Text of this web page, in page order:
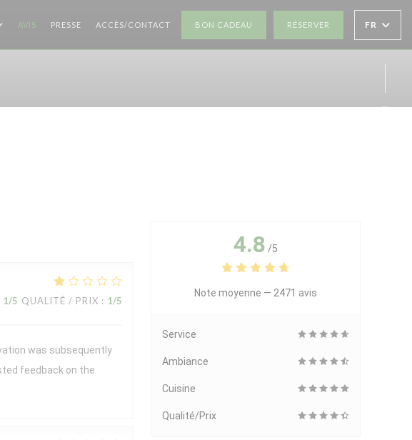
AVIS PRESSE RÉSERVER ((OUVRE UNE
BON CADEAU ((OUVRE UNE NOUVELLE FENÊTRE))
ACCÈS/CONTACT FR
1/5 QUALITÉ / PRIX : 1/5
was subsequently
feedback on the
4.8 /5
Note moyenne — 2471 avis
Service
Ambiance
Cuisine
Qualité/Prix